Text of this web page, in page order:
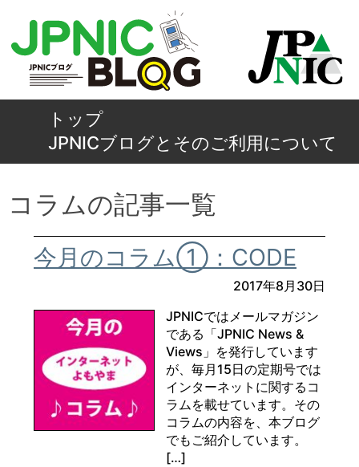
トップ
JPNICブログとそのご利用について
コラムの記事一覧
今月のコラム①：CODE
2017年8月30日
JPNICではメールマガジン
である「JPNIC News &
Views」を発行しています
が、毎月15日の定期号では
インターネットに関するコ
ラムを載せています。その
コラムの内容を、本ブログ
でもご紹介しています。
[…]